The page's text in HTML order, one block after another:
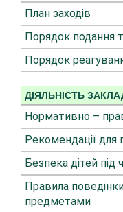
План заходів
Порядок подання
Порядок
ДІЯЛЬНІСТЬ
Нормативно –
Рекомендації для
Безпека дітей під
Правила
предметами